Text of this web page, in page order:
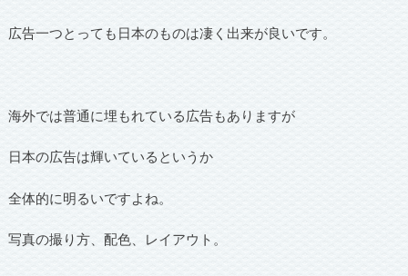
広告一つとっても日本のものは凄く出来が良いです。
海外では普通に埋もれている広告もありますが
日本の広告は輝いているというか
全体的に明るいですよね。
写真の撮り方、配色、レイアウト。